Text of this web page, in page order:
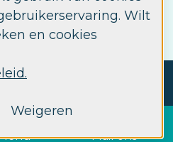
Wilt
en cookies
Weigeren
Privacy
Mail ons